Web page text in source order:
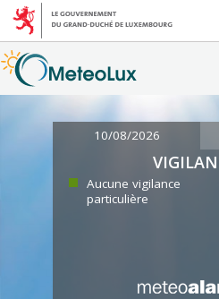
10/08/2026
Aucune vigilance
particulière